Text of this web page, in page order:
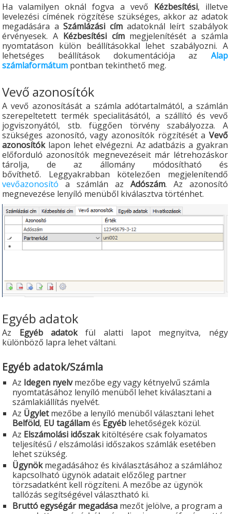
Ha valamilyen oknál fogva a vevő Kézbesítési, illetve
levelezési címének rögzítése szükséges, akkor az adatok
megadására aSzámlázási címadatoknál leírt szabályok
érvényesek. A Kézbesítési címmegjelenítését a számla
nyomtatáson külön beállításokkal lehet szabályozni. A
lehetséges beállítások dokumentációja az Alap
számlaformátum pontban tekinthető meg.
Vevő azonosítók
A vevő azonosítását a számla adótartalmától, a számlán
szerepeltetett termék specialitásától, a szállító és vevő
jogviszonyától, stb. függően törvény szabályozza. A
szükséges azonosító, vagy azonosítók rögzítését a Vevő
azonosítóklapon lehet elvégezni. Az adatbázis a gyakran
előforduló azonosítók megnevezéseit már létrehozáskor
tárolja, de az állomány módosítható és
bővíthető. Leggyakrabban kötelezően megjelenítendő
vevőazonosító a számlán az Adószám. Az azonosító
megnevezése lenyíló menüből kiválasztva történhet.
Egyéb adatok
Az Egyéb adatokfül alatti lapot megnyitva, négy
különböző lapra lehet váltani.
Egyéb adatok/Számla
Az Idegen nyelvmezőbe egy vagy kétnyelvű számla
nyomtatásához lenyíló menüből lehet kiválasztani a
számlakiállítás nyelvét.
Az Ügyletmezőbe a lenyíló menüből választani lehet
Belföld, EU tagállamés Egyéb lehetőségek közül.
Az Elszámolási időszakkitöltésére csak folyamatos
teljesítésű / elszámolási időszakos számlák esetében
lehet szükség.
Ügynökmegadásához és kiválasztásához a számlához
kapcsolható ügynök adatait előzőleg partner
törzsadatként kell rögzíteni. A mezőbe az ügynök
tallózás segítségével választható ki.
Bruttó egységár megadása mezőt jelölve, a program a